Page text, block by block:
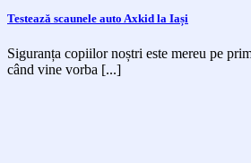
Testează scaunele auto Axkid la Iași
Siguranța copiilor noștri este mereu pe
când vine vorba [...]